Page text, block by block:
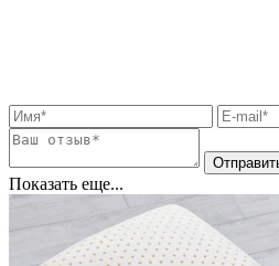
Показать еще...